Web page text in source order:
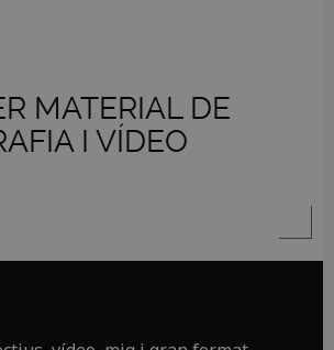
MATERIAL DE
I VÍDEO